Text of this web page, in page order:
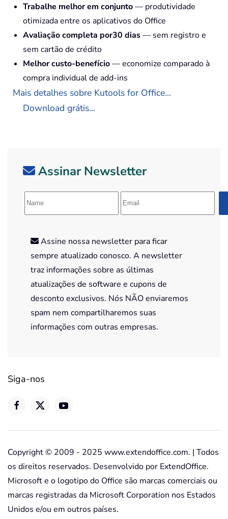
Trabalhe melhor em conjunto— produtividade
otimizada entre os aplicativos do Office
Avaliação completa por30 dias— sem registro e
sem cartão de crédito
Melhor custo-benefício— economize comparado à
compra individual de add-ins
Mais detalhes sobre Kutools for Office...
Download grátis...
Assinar Newsletter
Assine nossa newsletter para ficar
sempre atualizado conosco. A newsletter
traz informações sobre as últimas
atualizações de software e cupons de
desconto exclusivos. Nós NÃO enviaremos
spam nem compartilharemos suas
informações com outras empresas.
Siga-nos
Copyright © 2009 - 2025 www.extendoffice.com. | Todos
os direitos reservados. Desenvolvido por ExtendOffice.
Microsoft e o logotipo do Office são marcas comerciais ou
marcas registradas da Microsoft Corporation nos Estados
Unidos e/ou em outros países.